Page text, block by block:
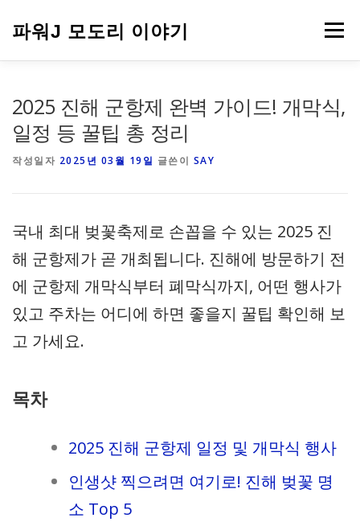
파워J 모도리 이야기 메뉴
2025 진해 군항제 완벽 가이드! 개막식,
일정 등 꿀팁 총 정리
작성일자 2025년 03월 19일 글쓴이 SAY
국내 최대 벚꽃축제로 손꼽을 수 있는 2025 진
해 군항제가 곧 개최됩니다. 진해에 방문하기 전
에 군항제 개막식부터 폐막식까지, 어떤 행사가
있고 주차는 어디에 하면 좋을지 꿀팁 확인해 보
고 가세요.
목차
2025 진해 군항제 일정 및 개막식 행사
인생샷 찍으려면 여기로! 진해 벚꽃 명
소 Top 5